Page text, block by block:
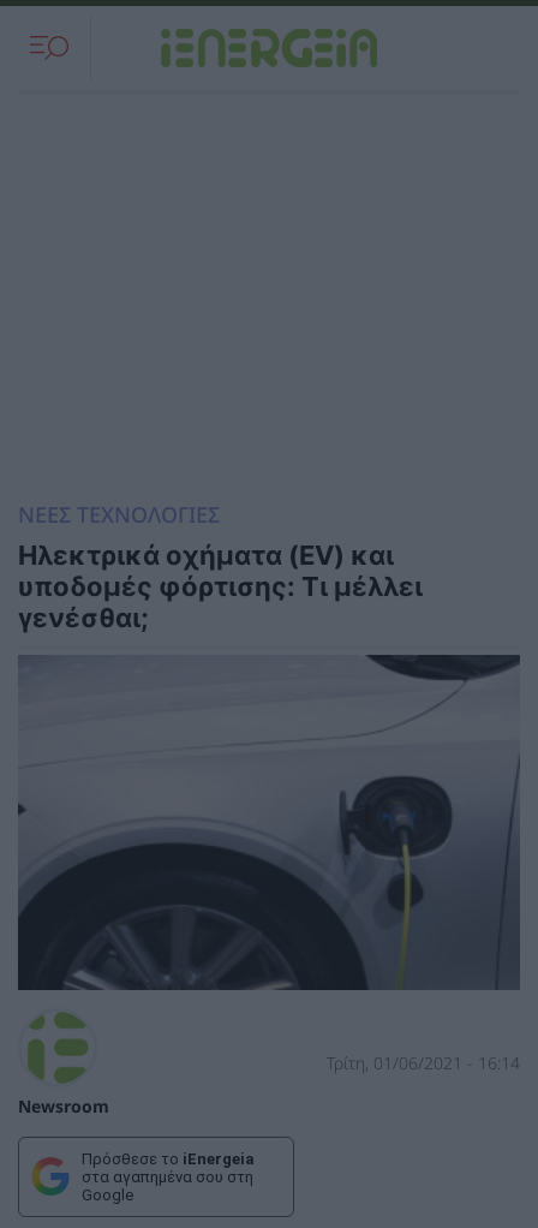
ΝΕΕΣ ΤΕΧΝΟΛΟΓΙΕΣ
Ηλεκτρικά οχήματα (EV) και
υποδομές φόρτισης: Τι μέλλει
γενέσθαι;
Newsroom
Τρίτη, 01/06/2021 - 16:14
Πρόσθεσε το iEnergeia
στα αγαπημένα σου στη
Google